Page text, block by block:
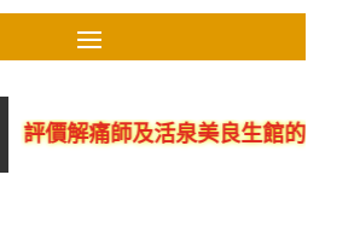
評價解痛師及活泉美良生館的不良銷